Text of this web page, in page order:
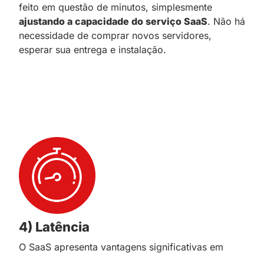
feito em questão de minutos, simplesmente
ajustando a capacidade do serviço SaaS. Não há
necessidade de comprar novos servidores,
esperar sua entrega e instalação.
4) Latência
O SaaS apresenta vantagens significativas em